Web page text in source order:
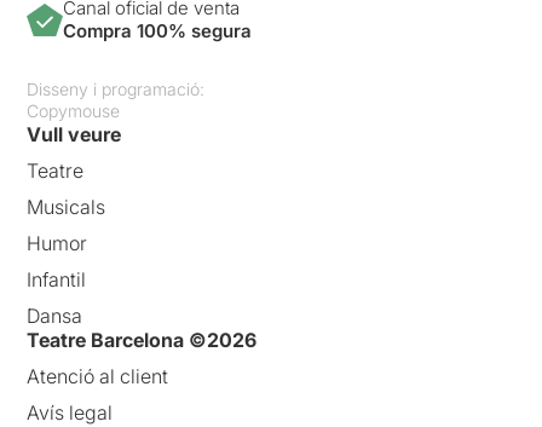
Canal oficial de venta
Compra 100% segura
Disseny i programació:
Copymouse
Vull veure
Teatre
Musicals
Humor
Infantil
Dansa
Teatre Barcelona ©2026
Atenció al client
Avís legal